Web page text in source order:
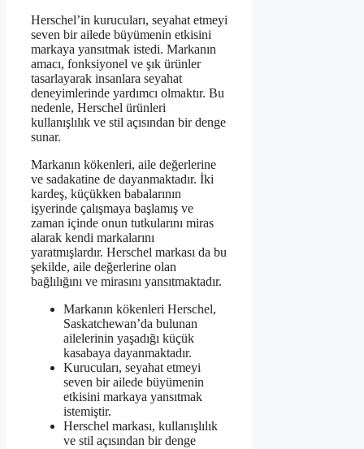
Herschel’in kurucuları, seyahat etmeyi
seven bir ailede büyümenin etkisini
markaya yansıtmak istedi. Markanın
amacı, fonksiyonel ve şık ürünler
tasarlayarak insanlara seyahat
deneyimlerinde yardımcı olmaktır. Bu
nedenle, Herschel ürünleri
kullanışlılık ve stil açısından bir denge
sunar.
Markanın kökenleri, aile değerlerine
ve sadakatine de dayanmaktadır. İki
kardeş, küçükken babalarının
işyerinde çalışmaya başlamış ve
zaman içinde onun tutkularını miras
alarak kendi markalarını
yaratmışlardır. Herschel markası da bu
şekilde, aile değerlerine olan
bağlılığını ve mirasını yansıtmaktadır.
Markanın kökenleri Herschel,
Saskatchewan’da bulunan
ailelerinin yaşadığı küçük
kasabaya dayanmaktadır.
Kurucuları, seyahat etmeyi
seven bir ailede büyümenin
etkisini markaya yansıtmak
istemiştir.
Herschel markası, kullanışlılık
ve stil açısından bir denge